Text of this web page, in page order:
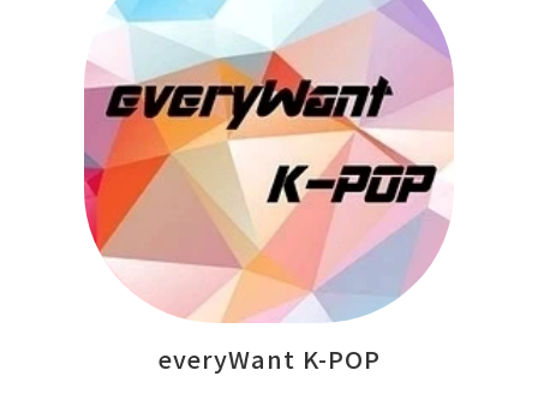
everyWant K-POP